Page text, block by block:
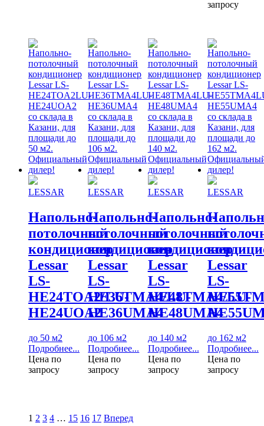
запросу
LESSAR
Напольно-
потолочный
кондиционер
Lessar
LS-
HE24TOA2/LU-
HE24UOA2
до 50 м2
Подробнее...
Цена по
запросу
LESSAR
Напольно-
потолочный
кондиционер
Lessar
LS-
HE36TМA4/LU-
HE36UМA4
до 106 м2
Подробнее...
Цена по
запросу
LESSAR
Напольно-
потолочный
кондиционер
Lessar
LS-
HE48TМA4/LU-
HE48UМA4
до 140 м2
Подробнее...
Цена по
запросу
LESSAR
Lessar
LS-
до 162 м2
Подробнее...
Цена по
запросу
1 2 3 4 … 15 16 17 Вперед